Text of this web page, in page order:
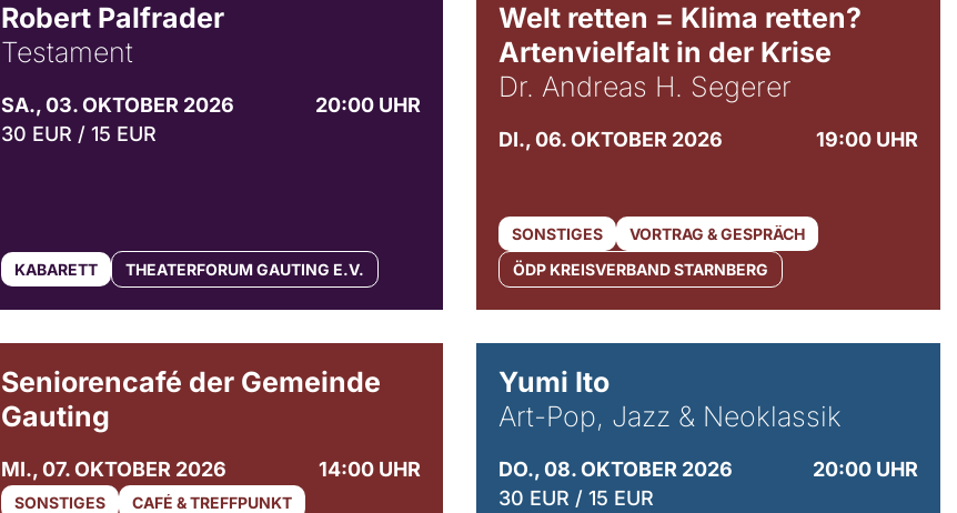
Robert Palfrader
Testament
SA., 03. OKTOBER 2026
20:00 UHR
30 EUR / 15 EUR
KABARETT THEATERFORUM GAUTING E.V.
Welt retten = Klima retten?
Artenvielfalt in der Krise
Dr. Andreas H. Segerer
DI., 06. OKTOBER 2026 19:00 UHR
SONSTIGES
VORTRAG & GESPRÄCH
ÖDP KREISVERBAND STARNBERG
Seniorencafé der Gemeinde
Gauting
MI., 07. OKTOBER 2026 14:00 UHR
SONSTIGES
CAFÉ & TREFFPUNKT
Yumi Ito
Art-Pop, Jazz & Neoklassik
DO., 08. OKTOBER 2026
20:00 UHR
30 EUR / 15 EUR